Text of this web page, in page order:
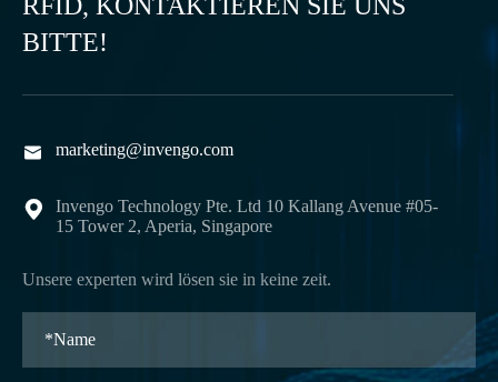
RFID, KONTAKTIEREN SIE UNS
BITTE!
 marketing@invengo.com

Invengo Technology Pte. Ltd 10 Kallang Avenue #05-
15 Tower 2, Aperia, Singapore
Unsere experten wird lösen sie in keine zeit.